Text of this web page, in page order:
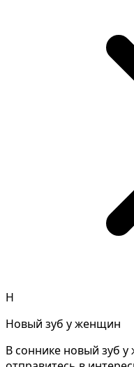
Н
Новый зуб у женщин
В соннике новый зуб